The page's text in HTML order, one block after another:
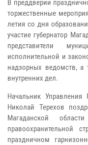
В преддверии
торжественные
летия со дня
участие губернатор
представители
исполнительной и
надзорных ведомств, а
внутренних дел.
Начальник Управления
Николай Терехов
Магаданской
правоохранительной
праздничном